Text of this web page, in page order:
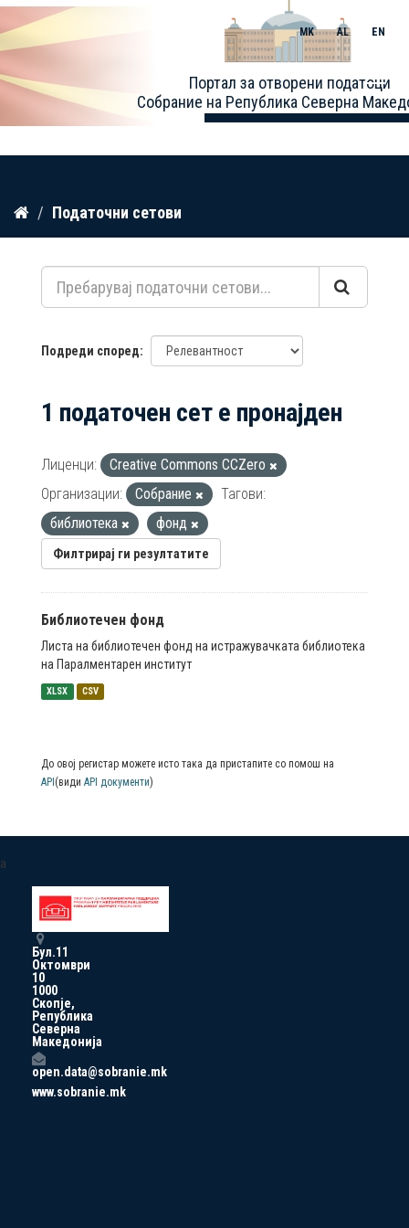
Прескокнете
содржина
Портал за отворени податоци
Собрание на Република Северна
MK AL EN
Toggle
Податочни сетови
Подреди според
1 податочен сет е пронајден
Лиценци:
Creative Commons CCZero
Организации:
Собрание
Тагови:
библиотека
фонд
Филтрирај ги резултатите
Библиотечен фонд
Листа на библиотечен фонд на истражувачката библиотека
на Паралментарен институт
XLSX CSV
До овој регистар можете исто така да пристапите со помош на
API (види API документи)
a
Бул.11
Октомври
10
1000
Скопје,
Република
Северна
Македонија
open.data@sobranie.mk
www.sobranie.mk